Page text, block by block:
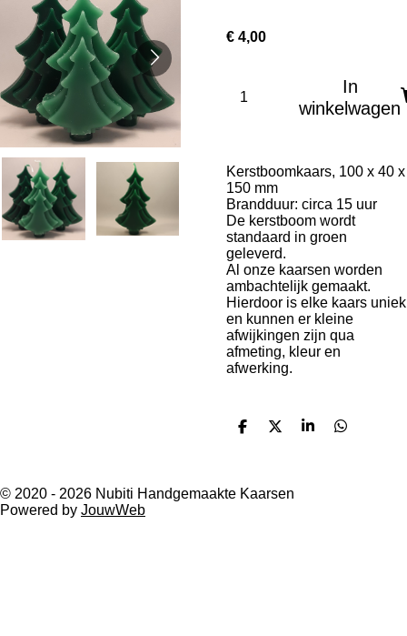
€ 4,00
In
winkelwagen
Kerstboomkaars, 100 x 40 x
150 mm
Brandduur: circa 15 uur
De kerstboom wordt
standaard in groen
geleverd.
Al onze kaarsen worden
ambachtelijk gemaakt.
Hierdoor is elke kaars uniek
en kunnen er kleine
afwijkingen zijn qua
afmeting, kleur en
afwerking.
D
n
D
S
D
© 2020 - 2026 Nubiti Handgemaakte Kaarsen
Powered by JouwWeb